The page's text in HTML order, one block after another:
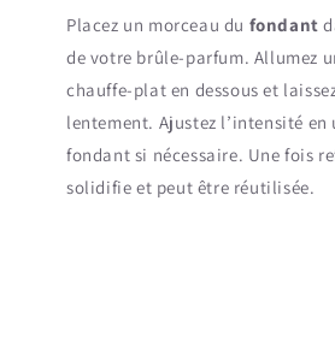
Placez un morceau du fondant
de votre brûle-parfum. Allumez
chauffe-plat en dessous et
lentement. Ajustez l’intensité
fondant si nécessaire. Une fois
solidifie et peut être réutilisée.